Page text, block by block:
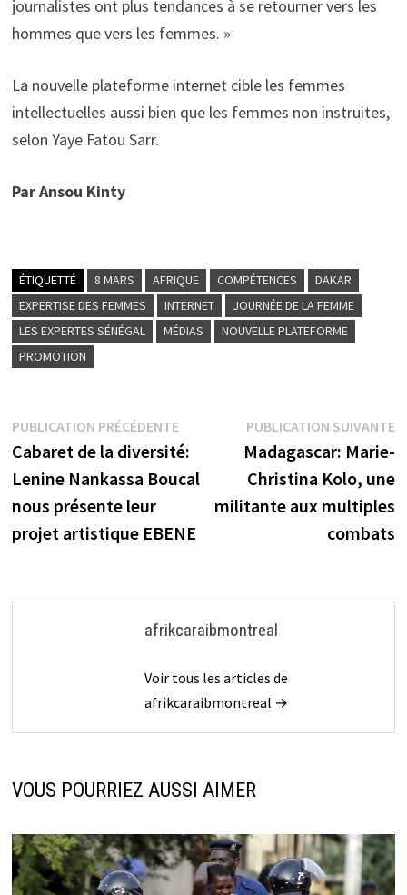
journalistes ont plus tendances à se retourner vers les
hommes que vers les femmes. »
La nouvelle plateforme internet cible les femmes
intellectuelles aussi bien que les femmes non instruites,
selon Yaye Fatou Sarr.
Par Ansou Kinty
ÉTIQUETTÉ 8 MARS AFRIQUE COMPÉTENCES
DAKAR
EXPERTISE DES FEMMES
INTERNET
JOURNÉE DE LA FEMME
LES EXPERTES SÉNÉGAL
MÉDIAS
NOUVELLE PLATEFORME
PROMOTION
Navigation
de
l’article
PUBLICATION PRÉCÉDENTEPublication
précédente :
Cabaret de la diversité:
Lenine Nankassa Boucal
nous présente leur
projet artistique EBENE
PUBLICATION SUIVANTE
Madagascar: Marie-
Christina Kolo, une
militante aux multiples
combats
afrikcaraibmontreal
Voir tous les articles de
afrikcaraibmontreal →
VOUS POURRIEZ AUSSI AIMER